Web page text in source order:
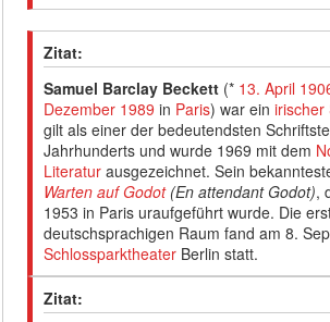
Zitat:
Samuel Barclay Beckett (* 13. April
Dezember 1989 in Paris) war einirischer
gilt als einer der bedeutendsten
Jahrhunderts und wurde 1969 mit dem
Literatur ausgezeichnet. Sein
Warten auf Godot(En attendant Godot),
1953 in Paris uraufgeführt wurde. Die
deutschsprachigen Raum fand am 8.
Schlossparktheater Berlin statt.
Zitat: